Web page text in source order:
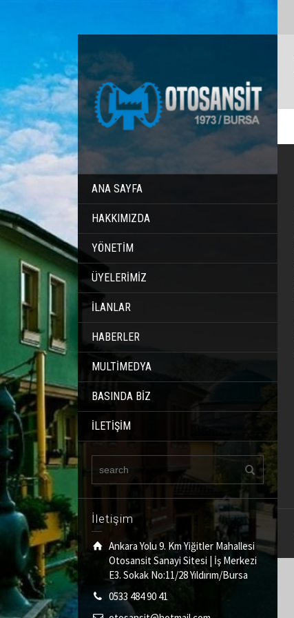
ANA SAYFA
HAKKIMIZDA
YÖNETİM
ÜYELERİMİZ
İLANLAR
HABERLER
MULTİMEDYA
BASINDA BİZ
İLETİŞİM
İletişim
Ankara Yolu 9. Km Yiğitler Mahallesi
Otosansit Sanayi Sitesi | İş Merkezi
E3. Sokak No:11/28 Yıldırım/Bursa
0533 484 90 41